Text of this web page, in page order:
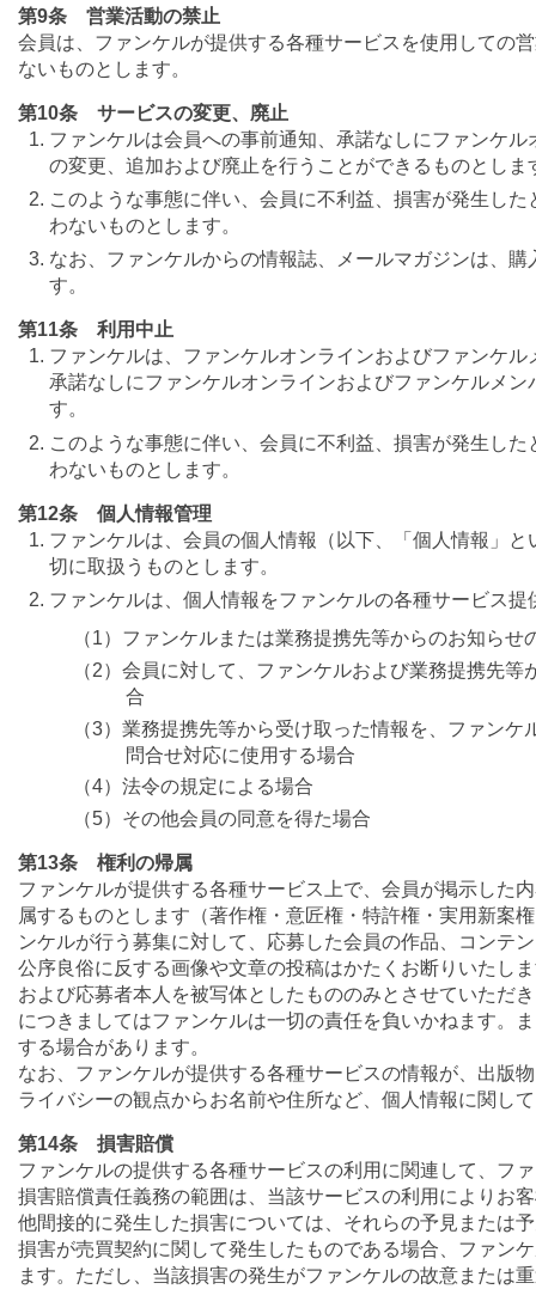
第9条 営業活動の禁止
会員は、ファンケルが提供する各種サービスを使用しての
ないものとします。
第10条 サービスの変更、廃止
ファンケルは会員への事前通知、承諾なしにファンケ
の変更、追加および廃止を行うことができるものとしま
このような事態に伴い、会員に不利益、損害が発生し
わないものとします。
なお、ファンケルからの情報誌、メールマガジンは、
す。
第11条 利用中止
ファンケルは、ファンケルオンラインおよびファンケ
承諾なしにファンケルオンラインおよびファンケルメ
す。
このような事態に伴い、会員に不利益、損害が発生し
わないものとします。
第12条 個人情報管理
ファンケルは、会員の個人情報（以下、「個人情報」
切に取扱うものとします。
ファンケルは、個人情報をファンケルの各種サービス
（1）ファンケルまたは業務提携先等からのお知ら
（2）会員に対して、ファンケルおよび業務提携先
合
（3）業務提携先等から受け取った情報を、ファン
問合せ対応に使用する場合
（4）法令の規定による場合
（5）その他会員の同意を得た場合
第13条 権利の帰属
ファンケルが提供する各種サービス上で、会員が掲示した
属するものとします（著作権・意匠権・特許権・実用新案
ンケルが行う募集に対して、応募した会員の作品、コンテ
公序良俗に反する画像や文章の投稿はかたくお断りいたし
および応募者本人を被写体としたもののみとさせていただ
につきましてはファンケルは一切の責任を負いかねます。
する場合があります。
なお、ファンケルが提供する各種サービスの情報が、出版
ライバシーの観点からお名前や住所など、個人情報に関し
第14条 損害賠償
ファンケルの提供する各種サービスの利用に関連して、フ
損害賠償責任義務の範囲は、当該サービスの利用によりお
他間接的に発生した損害については、それらの予見または
損害が売買契約に関して発生したものである場合、ファン
ます。ただし、当該損害の発生がファンケルの故意または